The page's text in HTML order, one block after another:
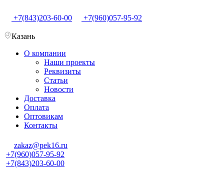
+7(843)203-60-00 +7(960)057-95-92
Казань
О компании
Наши проекты
Реквизиты
Статьи
Новости
Доставка
Оплата
Оптовикам
Контакты
zakaz@pek16.ru
+7(960)057-95-92
+7(843)203-60-00